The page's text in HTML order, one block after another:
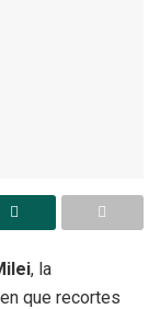
, la
que recortes